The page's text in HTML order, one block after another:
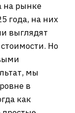
причиной
что
Здесь можно
прежним
И
которые мы
точно